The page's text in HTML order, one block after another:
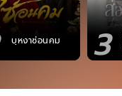
บุหงาซ่อนคม 3